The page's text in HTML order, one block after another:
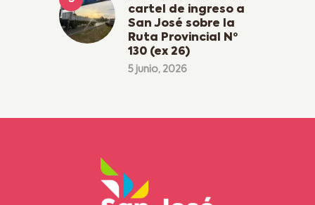
cartel de ingreso a
San José sobre la
Ruta Provincial Nº
130 (ex 26)
5 junio, 2026